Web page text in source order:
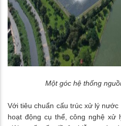
Một góc hệ thống
Với tiêu chuẩn cấu trúc xử lý
hoạt động cụ thể, công nghệ xử